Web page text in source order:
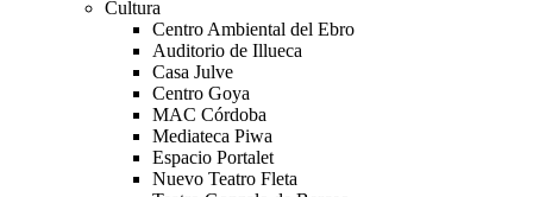
Cultura
Centro Ambiental del Ebro
Auditorio de Illueca
Casa Julve
Centro Goya
MAC Córdoba
Mediateca Piwa
Espacio Portalet
Nuevo Teatro Fleta